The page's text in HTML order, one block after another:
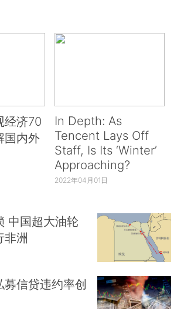
经济70
国内外
In Depth: As
Tencent Lays Off
Staff, Is Its ‘Winter’
Approaching?
2022年04月01日
中国超大油轮
非洲
募信贷违约率创